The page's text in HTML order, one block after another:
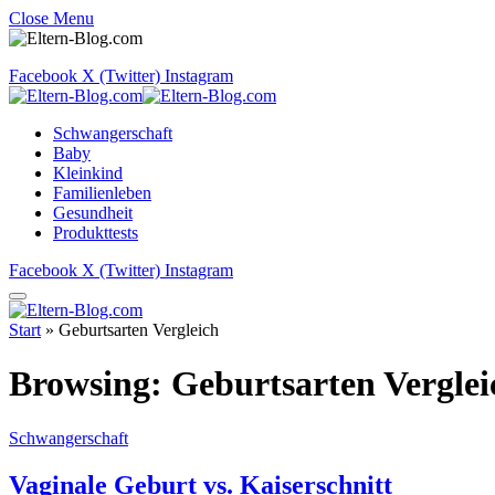
Close Menu
Facebook X (Twitter) Instagram
Schwangerschaft
Baby
Kleinkind
Familienleben
Gesundheit
Produkttests
Facebook X (Twitter) Instagram
Start » Geburtsarten Vergleich
Browsing: Geburtsarten
Schwangerschaft
Vaginale Geburt vs. Kaiserschnitt